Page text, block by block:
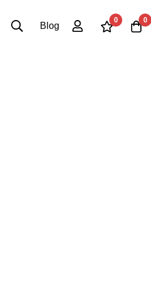
Blog
0 0